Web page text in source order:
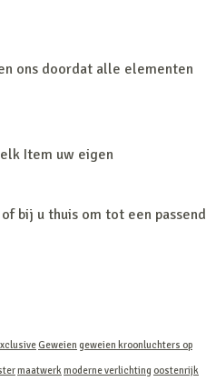
ons doordat alle elementen
Item uw eigen
bij u thuis om tot een passend
Geweien geweien kroonluchters op
maatwerkmoderne verlichting oostenrijk